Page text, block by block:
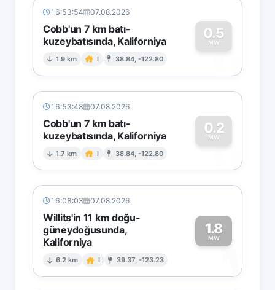
16:53:54 07.08.2026
Cobb'un 7 km batı-
kuzeybatısında, Kaliforniya
1.9 km I 38.84, -122.80
0.5
MW
0
16:53:48 07.08.2026
Cobb'un 7 km batı-
kuzeybatısında, Kaliforniya
1.7 km I 38.84, -122.80
0.2
MW
0
16:08:03 07.08.2026
Willits'in 11 km doğu-
güneydoğusunda,
Kaliforniya
6.2 km I 39.37, -123.23
1.8
MW
1